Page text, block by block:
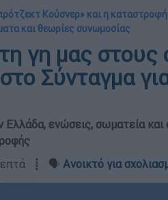
Κούσνερ» και η
και θεωρίες συνωμοσίας
γη μας στους
Σύνταγμα
Ελλάδα, ενώσεις, σωματεία
λεπτά ┋ 🗣️ Ανοικτό για